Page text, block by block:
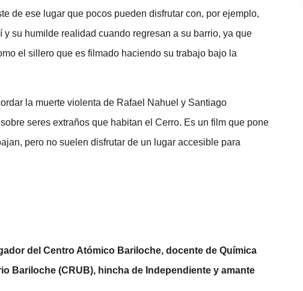
de ese lugar que pocos pueden disfrutar con, por ejemplo,
y su humilde realidad cuando regresan a su barrio, ya que
el sillero que es filmado haciendo su trabajo bajo la
la muerte violenta de Rafael Nahuel y Santiago
seres extraños que habitan el Cerro. Es un film que pone
pero no suelen disfrutar de un lugar accesible para
del Centro Atómico Bariloche, docente de Química
Bariloche (CRUB), hincha de Independiente y amante